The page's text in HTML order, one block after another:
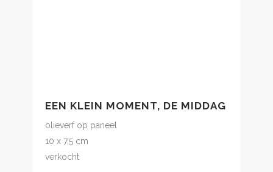
EEN KLEIN MOMENT, DE MIDDAG
olieverf op paneel
10 x 7,5 cm
verkocht